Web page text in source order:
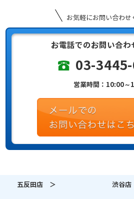
お気軽にお問い合わせ
お電話でのお問い合わ
03-
営業時間：10:00～
五反田店 ＞ 渋谷